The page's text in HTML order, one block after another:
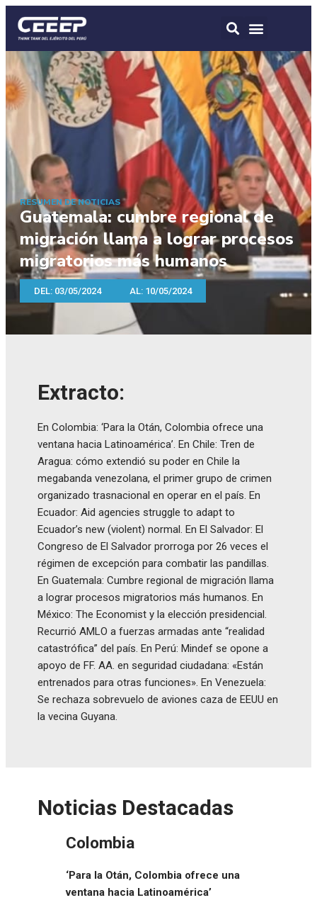
RESUMEN DE NOTICIAS
Guatemala: cumbre regional de
migración llama a lograr procesos
migratorios más humanos
DEL: 03/05/2024 AL: 10/05/2024
Extracto:
En Colombia: ‘Para la Otán, Colombia ofrece una
ventana hacia Latinoamérica’. En Chile: Tren de
Aragua: cómo extendió su poder en Chile la
megabanda venezolana, el primer grupo de crimen
organizado trasnacional en operar en el país. En
Ecuador: Aid agencies struggle to adapt to
Ecuador’s new (violent) normal. En El Salvador: El
Congreso de El Salvador prorroga por 26 veces el
régimen de excepción para combatir las pandillas.
En Guatemala: Cumbre regional de migración llama
a lograr procesos migratorios más humanos. En
México: The Economist y la elección presidencial.
Recurrió AMLO a fuerzas armadas ante “realidad
catastrófica” del país. En Perú: Mindef se opone a
apoyo de FF. AA. en seguridad ciudadana: «Están
entrenados para otras funciones». En Venezuela:
Se rechaza sobrevuelo de aviones caza de EEUU en
la vecina Guyana.
Noticias Destacadas
Colombia
‘Para la Otán, Colombia ofrece una
ventana hacia Latinoamérica’